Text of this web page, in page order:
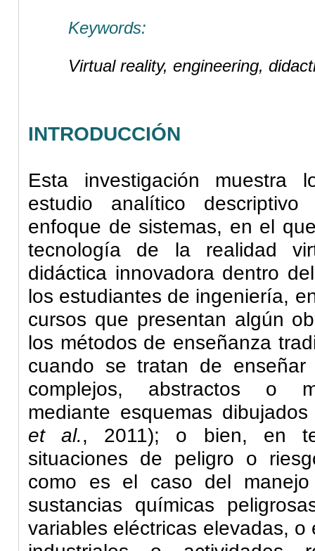
Keywords:
Virtual reality, engineering,
INTRODUCCIÓN
Esta investigación muestra
estudio analítico
enfoque de sistemas, en el
tecnología de la realidad
didáctica innovadora dentro
los estudiantes de ingeniería,
cursos que presentan algún
los métodos de enseñanza
cuando se tratan de enseñar
complejos, abstractos o
mediante esquemas
et al., 2011); o bien, en
situaciones de peligro o
como es el caso del
sustancias químicas
variables eléctricas elevadas,